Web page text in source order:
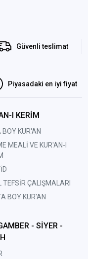
Güvenli teslimat
Piyasadaki en iyi fiyat
I KERİM
BOY KUR'AN
MEALİ VE KUR'AN-I
TEFSİR ÇALIŞMALARI
BOY KUR'AN
- SİYER -